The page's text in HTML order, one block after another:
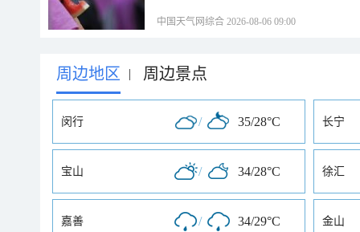
中国天气网综合 2026-08-06 09:00
周边地区 | 周边景点
闵行 / 35/28°C 长宁
宝山 / 34/28°C 徐汇
嘉善 / 34/29°C 金山